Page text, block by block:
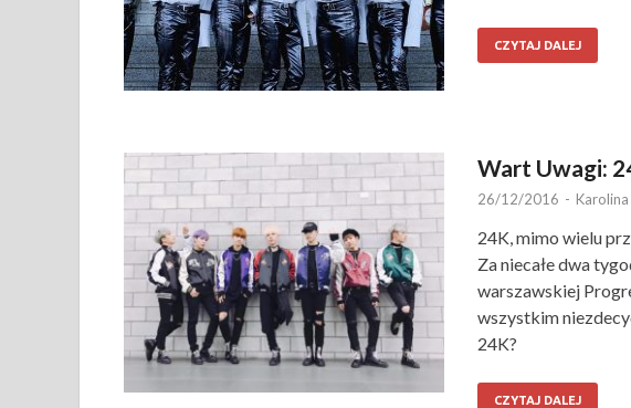
CZYTAJ DALEJ
Wart Uwagi:
26/12/2016 -
24K, mimo wielu
Za niecałe dwa
warszawskiej
wszystkim
24K?
CZYTAJ DALEJ